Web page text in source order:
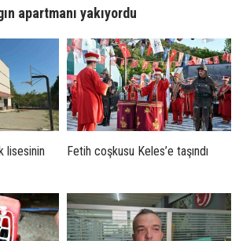
apartmanı yakıyordu
lisesinin
Fetih coşkusu Keles’e taşındı